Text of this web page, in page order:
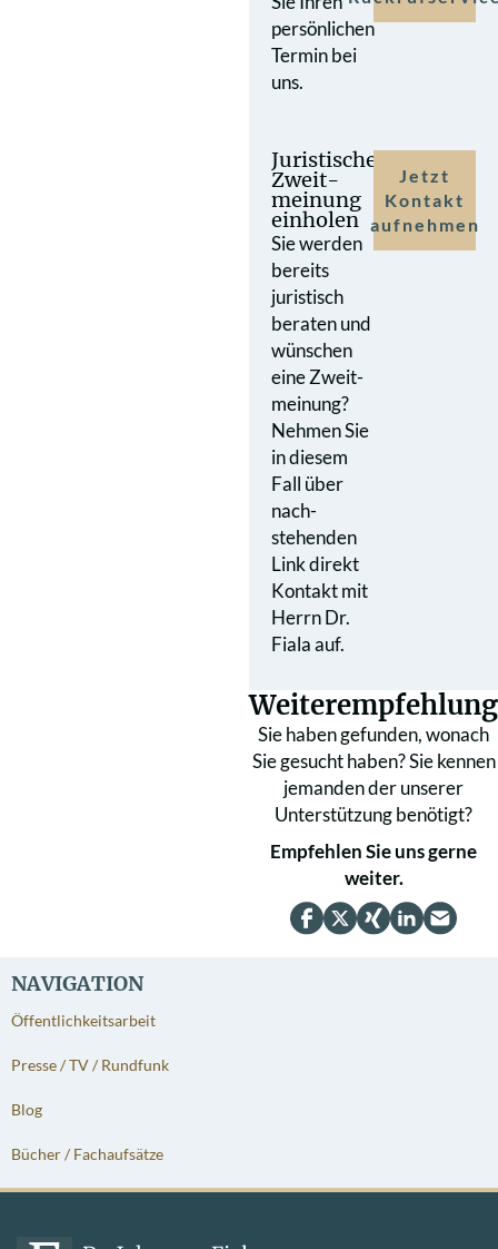
NAVIGATION
Öffentlichkeitsarbeit
Presse / TV / Rundfunk
Blog
Bücher / Fachaufsätze
persönlichen
Termin bei
uns.
Juristische
Zweit­
meinung
einholen
Sie werden
bereits
juristisch
beraten und
wünschen
eine Zweit­
meinung?
Nehmen Sie
in diesem
Fall über
nach­
stehenden
Link direkt
Kontakt mit
Herrn Dr.
Fiala auf.
Jetzt
Kontakt
aufnehmen
Weiterempfehlung
Sie haben gefunden, wonach
Sie gesucht haben? Sie kennen
jemanden der unserer
Unterstützung benötigt?
Empfehlen Sie uns gerne
weiter.